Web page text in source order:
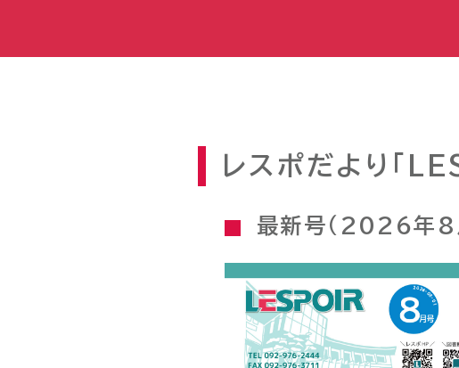
レスポだより「
最新号（2026年8